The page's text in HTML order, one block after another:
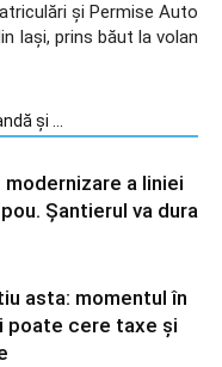
şi Permise Auto
Iași, prins băut la volan
și ...
a liniei
Șantierul va dura
asta: momentul în
poate cere taxe și